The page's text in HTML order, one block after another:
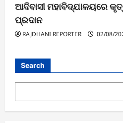
ଆଦିବାସୀ ମହାବିଦ୍ଯାଳୟରେ
ପ୍ରଦାନ
RAJDHANI REPORTER 02/08/
Search